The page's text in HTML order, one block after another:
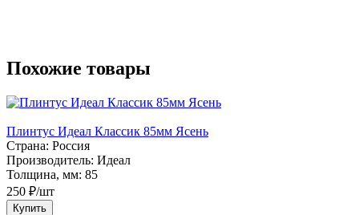
Похожие товары
Плинтус Идеал Классик 85мм Ясень
Страна: Россия
Производитель: Идеал
Толщина, мм: 85
250 ₽/шт
Купить